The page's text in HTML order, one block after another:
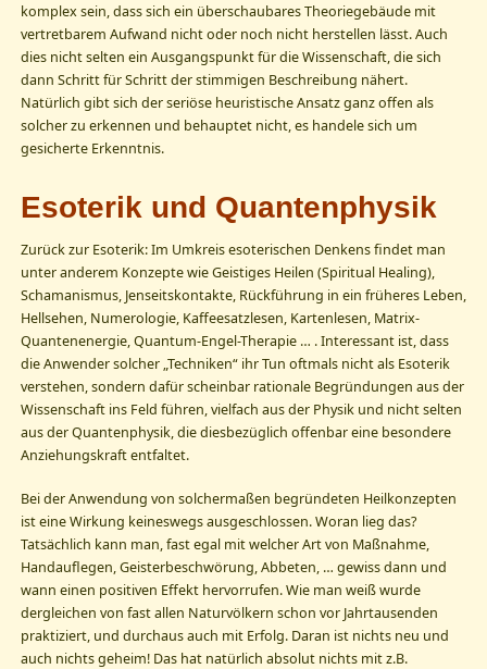
komplex sein, dass sich ein überschaubares Theoriegebäude mit
vertretbarem Aufwand nicht oder noch nicht herstellen lässt. Auch
dies nicht selten ein Ausgangspunkt für die Wissenschaft, die sich
dann Schritt für Schritt der stimmigen Beschreibung nähert.
Natürlich gibt sich der seriöse heuristische Ansatz ganz offen als
solcher zu erkennen und behauptet nicht, es handele sich um
gesicherte Erkenntnis.
Esoterik und Quantenphysik
Zurück zur Esoterik: Im Umkreis esoterischen Denkens findet man
unter anderem Konzepte wie Geistiges Heilen (Spiritual Healing),
Schamanismus, Jenseitskontakte, Rückführung in ein früheres Leben,
Hellsehen, Numerologie, Kaffeesatzlesen, Kartenlesen, Matrix-
Quantenenergie, Quantum-Engel-Therapie … . Interessant ist, dass
die Anwender solcher „Techniken“ ihr Tun oftmals nicht als Esoterik
verstehen, sondern dafür scheinbar rationale Begründungen aus der
Wissenschaft ins Feld führen, vielfach aus der Physik und nicht selten
aus der Quantenphysik, die diesbezüglich offenbar eine besondere
Anziehungskraft entfaltet.
Bei der Anwendung von solchermaßen begründeten Heilkonzepten
ist eine Wirkung keineswegs ausgeschlossen. Woran lieg das?
Tatsächlich kann man, fast egal mit welcher Art von Maßnahme,
Handauflegen, Geisterbeschwörung, Abbeten, … gewiss dann und
wann einen positiven Effekt hervorrufen. Wie man weiß wurde
dergleichen von fast allen Naturvölkern schon vor Jahrtausenden
praktiziert, und durchaus auch mit Erfolg. Daran ist nichts neu und
auch nichts geheim! Das hat natürlich absolut nichts mit z.B.